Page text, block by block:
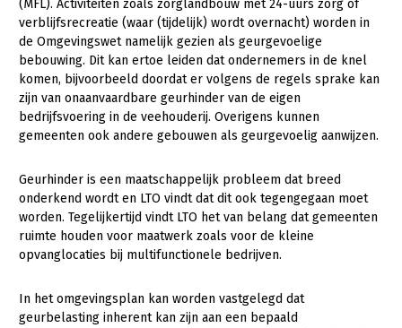
Melkveehouderij
Paardenhouderij
Pluimveehouderij
Schapenhouderij
Vleesveehouderij
Bomen, vaste planten en zomerbloemen
Fruitteelt
Glastuinbouw
Paddenstoelen
Onderwerpen
Nieuws
Nieuwsabonnement
Webinars
Over LTO
LTO Nederland
Mensen
Medewerkers
Vacatures
(MFL). Activiteiten zoals zorglandbouw met 24-uurs zorg of
verblijfsrecreatie (waar (tijdelijk) wordt overnacht) worden in
de Omgevingswet namelijk gezien als geurgevoelige
bebouwing. Dit kan ertoe leiden dat ondernemers in de knel
komen, bijvoorbeeld doordat er volgens de regels sprake kan
zijn van onaanvaardbare geurhinder van de eigen
bedrijfsvoering in de veehouderij. Overigens kunnen
gemeenten ook andere gebouwen als geurgevoelig aanwijzen.
Geurhinder is een maatschappelijk probleem dat breed
onderkend wordt en LTO vindt dat dit ook tegengegaan moet
worden. Tegelijkertijd vindt LTO het van belang dat gemeenten
ruimte houden voor maatwerk zoals voor de kleine
opvanglocaties bij multifunctionele bedrijven.
In het omgevingsplan kan worden vastgelegd dat
geurbelasting inherent kan zijn aan een bepaald